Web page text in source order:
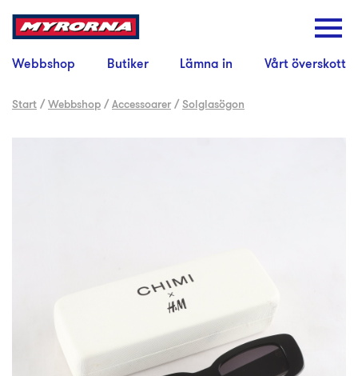
Webbshop Butiker Lämna in Vårt överskott
Start /Webbshop /Accessoarer /Solglasögon